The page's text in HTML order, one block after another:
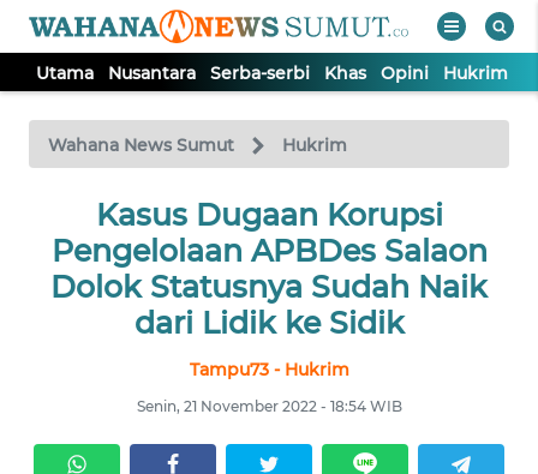
Utama Nusantara Serba-serbi Khas Opini Hukrim
Wahana News Sumut Hukrim
Kasus Dugaan Korupsi
Pengelolaan APBDes Salaon
Dolok Statusnya Sudah Naik
dari Lidik ke Sidik
Tampu73 - Hukrim
Senin, 21 November 2022 - 18:54 WIB
TV
Tutup
NUSANTARA
KHAS